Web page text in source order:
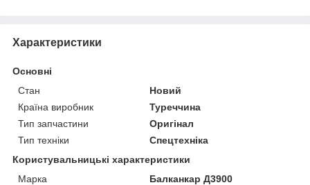
Характеристики
Основні
Стан
Новий
Країна виробник
Туреччина
Тип запчастини
Оригінал
Тип техніки
Спецтехніка
Користувальницькі характеристики
Марка
Балканкар Д3900